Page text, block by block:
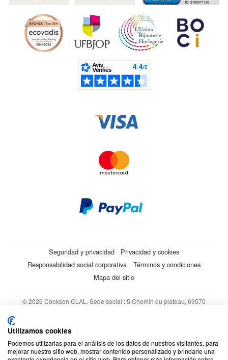
Seguridad y privacidad
Privacidad y cookies
Responsabilidad social corporativa
Términos y condiciones
Mapa del sitio
© 2026 Cookson CLAL. Sede social : 5 Chemin du plateau, 69570
Utilizamos cookies
Podemos utilizarlas para el análisis de los datos de nuestros visitantes, para
mejorar nuestro sitio web, mostrar contenido personalizado y brindarle una